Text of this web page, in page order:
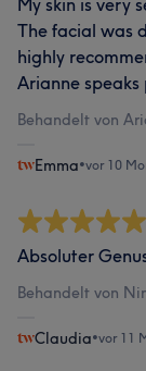
My skin is very
The facial was
highly
Arianne speaks
Behandelt von
Emma•vor 10
Absoluter
Behandelt von
Claudia•vor 11